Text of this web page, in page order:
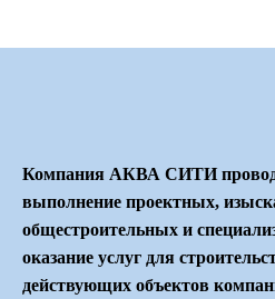
Компания АКВА СИТИ
выполнение проектных,
общестроительных и
оказание услуг для
действующих объектов